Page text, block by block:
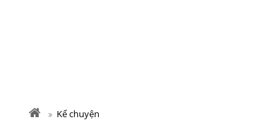
Kể chuyện